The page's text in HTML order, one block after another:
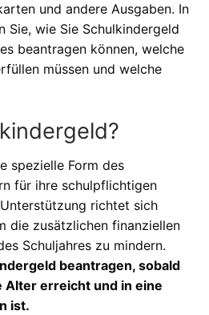
und andere Ausgaben. In
Sie, wie Sie Schulkindergeld
beantragen können, welche
müssen und welche
spezielle Form des
für ihre schulpflichtigen
richtet sich
die zusätzlichen finanziellen
Schuljahres zu mindern.
beantragen, sobald
Alter erreicht und in eine
ist.